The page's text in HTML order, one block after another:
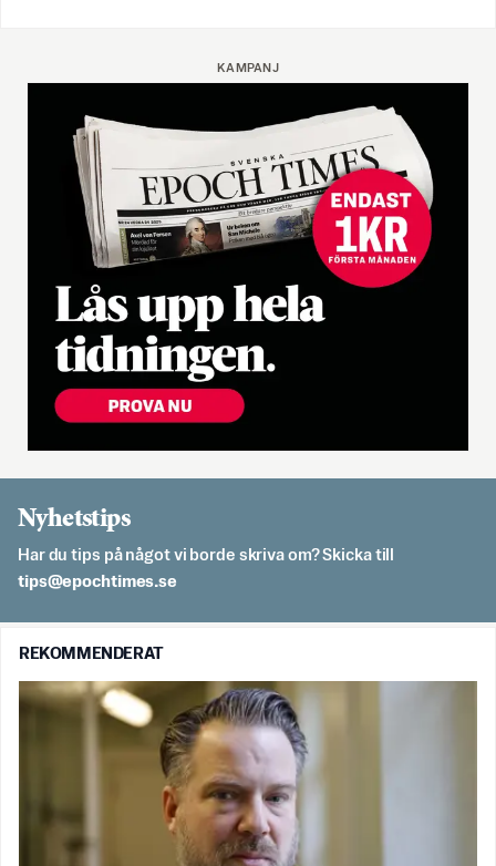
KAMPANJ
Nyhetstips
Har du tips på något vi borde skriva om? Skicka till
es.semithcope@spit
REKOMMENDERAT